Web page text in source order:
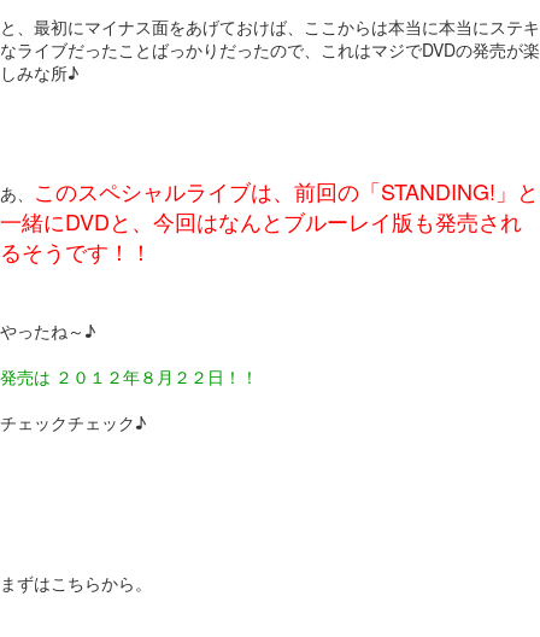
と、最初にマイナス面をあげておけば、ここからは本当に本当にステキ
なライブだったことばっかりだったので、これはマジでDVDの発売が楽
しみな所♪
あ、 このスペシャルライブは、前回の「STANDING!」と
一緒にDVDと、今回はなんとブルーレイ版も発売され
るそうです！！
やったね～♪
発売は ２０１２年８月２２日！！
チェックチェック♪
まずはこちらから。